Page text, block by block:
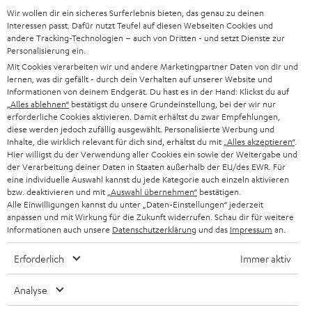
u
n
g
SOUNDBAR
STEREO
SMART HOME
BLUETOOTH-LAUTSPRECHER
KOPFHÖRER
BLUETOOTH-KOPFHÖRER
STEREOANLAGEN
LAUTSPRECHER
ULTIMA-SERIE
IN-EAR-KOPFHÖRER
KARRIERE
PRESSE & MARKETING
GESCHÄFTSKUNDEN
PARTNERPROGRAMM
BLOG
NEWSLETTER
STORES
DEINE VORTEILE BEI TEUFEL
UNSER MANAGEMENT
DEUTSCHLAND
ÖSTERREICH
SCHWEIZ
NIEDERLANDE
BELGIEN
FRANKREICH
POLEN
SPANIEN
Wir wollen dir ein sicheres Surferlebnis bieten, das genau zu deinen
Interessen passt. Dafür nutzt Teufel auf diesen Webseiten Cookies und
andere Tracking-Technologien – auch von Dritten - und setzt Dienste zur
Personalisierung ein.
Mit Cookies verarbeiten wir und andere Marketingpartner Daten von dir und
lernen, was dir gefällt - durch dein Verhalten auf unserer Website und
Informationen von deinem Endgerät. Du hast es in der Hand: Klickst du auf
„Alles ablehnen“ bestätigst du unsere Grundeinstellung, bei der wir nur
erforderliche Cookies aktivieren. Damit erhältst du zwar Empfehlungen,
diese werden jedoch zufällig ausgewählt. Personalisierte Werbung und
Inhalte, die wirklich relevant für dich sind, erhältst du mit „Alles akzeptieren“.
Hier willigst du der Verwendung aller Cookies ein sowie der Weitergabe und
der Verarbeitung deiner Daten in Staaten außerhalb der EU/des EWR. Für
eine individuelle Auswahl kannst du jede Kategorie auch einzeln aktivieren
bzw. deaktivieren und mit „Auswahl übernehmen“ bestätigen.
Alle Einwilligungen kannst du unter „Daten-Einstellungen“ jederzeit
anpassen und mit Wirkung für die Zukunft widerrufen. Schau dir für weitere
Informationen auch unsere Datenschutzerklärung und das Impressum an.
Erforderlich Immer aktiv
Analyse